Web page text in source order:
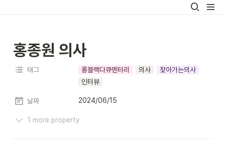
홍종원 의사
태그 롱블랙다큐멘터리 의사
찾아가는의사
인터뷰
날짜 2024/06/15
1 more property